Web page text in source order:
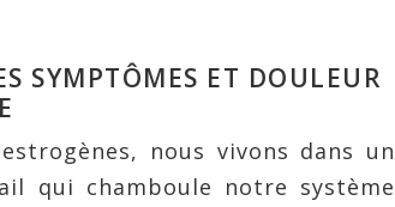
SYMPTÔMES ET DOULEUR
nous vivons dans un
qui chamboule notre système